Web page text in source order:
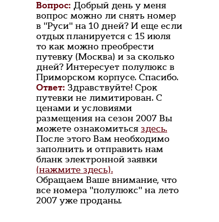
Вопрос: Добрый день у меня
вопрос можно ли снять номер
в "Руси" на 10 дней? И еще если
отдых планируется с 15 июля
то как можно преобрести
путевку (Москва) и за сколько
дней? Интересует полулюкс в
Приморском корпусе. Спасибо.
Ответ: Здравствуйте! Срок
путевки не лимитирован. С
ценами и условиями
размещения на сезон 2007 Вы
можете ознакомиться здесь.
После этого Вам необходимо
заполнить и отправить нам
бланк электронной заявки
(нажмите здесь).
Обращаем Ваше внимание, что
все номера "полулюкс" на лето
2007 уже проданы.